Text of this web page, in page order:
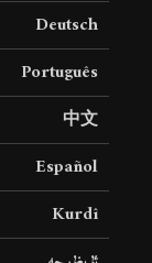
Deutsch
Português
中文
Español
Kurdî